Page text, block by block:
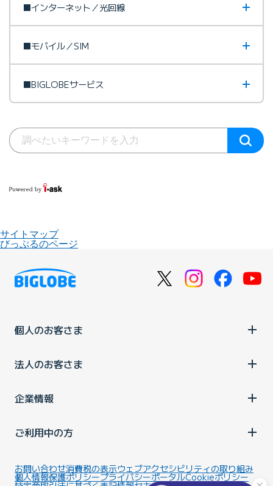
■インターネット／光回線
■モバイル／SIM
■BIGLOBEサービス
サイトマップ
びっぷるのページ
個人のお客さま
法人のお客さま
企業情報
ご利用中の方
お問い合わせ消費税の表示ウェブアクセシビリティの取り組み
個人情報保護ポリシープライバシーポータルCookieポリシー